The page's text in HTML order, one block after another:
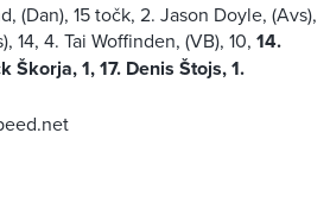
(Dan), 15 točk, 2. Jason Doyle, (Avs),
14, 4. Tai Woffinden, (VB), 10, 14.
Škorja, 1, 17. Denis Štojs, 1.